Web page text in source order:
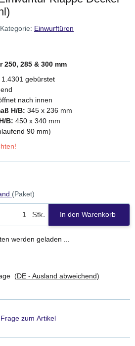
Kategorie: Einwurftüren
285 & 300 mm
1.4301 gebürstet
nach innen
H/B: 345 x 236 mm
B: 450 x 340 mm
90 mm)
(Paket)
Stk. In den Warenkorb
werden geladen ...
(DE - Ausland abweichend)
Frage zum Artikel